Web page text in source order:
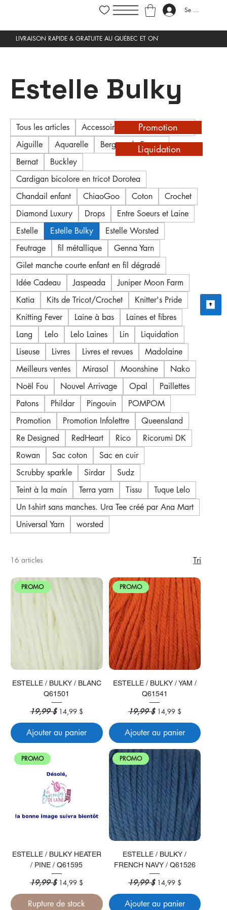
Se connecter
Estelle Bulky
Tous les articles
Accessoires de tricot et crochet
Aiguille
Aquarelle
Bergere de France
Bernat
Buckley
Cardigan bicolore en tricot Dorotea
Chandail enfant
ChiaoGoo Coton
Crochet
Diamond Luxury
Drops
Entre Soeurs et Laine
Estelle
Estelle Bulky
Estelle Worsted
Feutrage
fil métallique
Genna Yarn
Gilet manche courte enfant en fil dégradé
Idée Cadeau
Jaspeada
Juniper Moon Farm
Katia
Kits de Tricot/Crochet
Knitter's Pride
Knitting Fever
Laine à bas
Laines et fibres
Lang
Lelo Lelo Laines Lin
Liquidation
Liseuse
Livres Livres et revues
Madolaine
Meilleurs ventes
Mirasol Moonshine
Nako
Noël Fou
Nouvel Arrivage Opal
Paillettes
Patons
Phildar Pingouin
POMPOM
Promotion
Promotion Infolettre
Queensland
Re Designed
RedHeart Rico
Ricorumi DK
Rowan
Sac coton
Sac en cuir
Scrubby sparkle
Sirdar
Sudz
Teint à la main
Terra yarn Tissu
Tuque Lelo
Un t-shirt sans manches. Ura Tee créé par Ana Mart
Universal Yarn
worsted
16 articles Tri
PROMO
ESTELLE / BULKY / BLANC
Q61501
Prix original
19,99 $ Prix promotionnel
14,99 $
Ajouter au panier
PROMO
ESTELLE / BULKY / YAM /
Q61541
Prix original
19,99 $ Prix promotionnel
14,99 $
Ajouter au panier
PROMO
ESTELLE / BULKY HEATER
/ PINE / Q61595
Prix original
19,99 $ Prix promotionnel
14,99 $
Rupture de stock
PROMO
ESTELLE / BULKY /
FRENCH NAVY / Q61526
Prix original
19,99 $ Prix promotionnel
14,99 $
Ajouter au panier
Liquidation
Promotion